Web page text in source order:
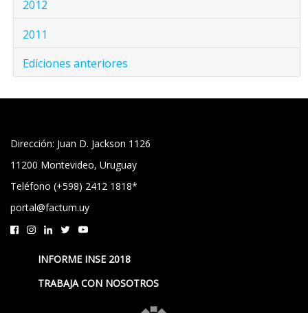
2012
2011
Ediciones anteriores
Dirección: Juan D. Jackson 1126
11200 Montevideo, Uruguay
Teléfono (+598) 2412 1818*
portal@factum.uy
INFORME INSE 2018
TRABAJA CON NOSOTROS